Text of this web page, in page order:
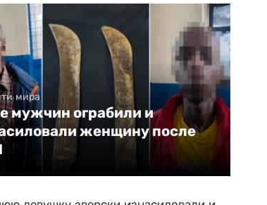
мира
мужчин ограбили и
женщину после